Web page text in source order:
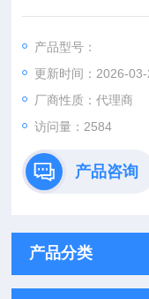
法、病理特征及评价
产品型号：
更新时间：2026-03-
厂商性质：代理商
访问量：2584
产品咨询
产品分类